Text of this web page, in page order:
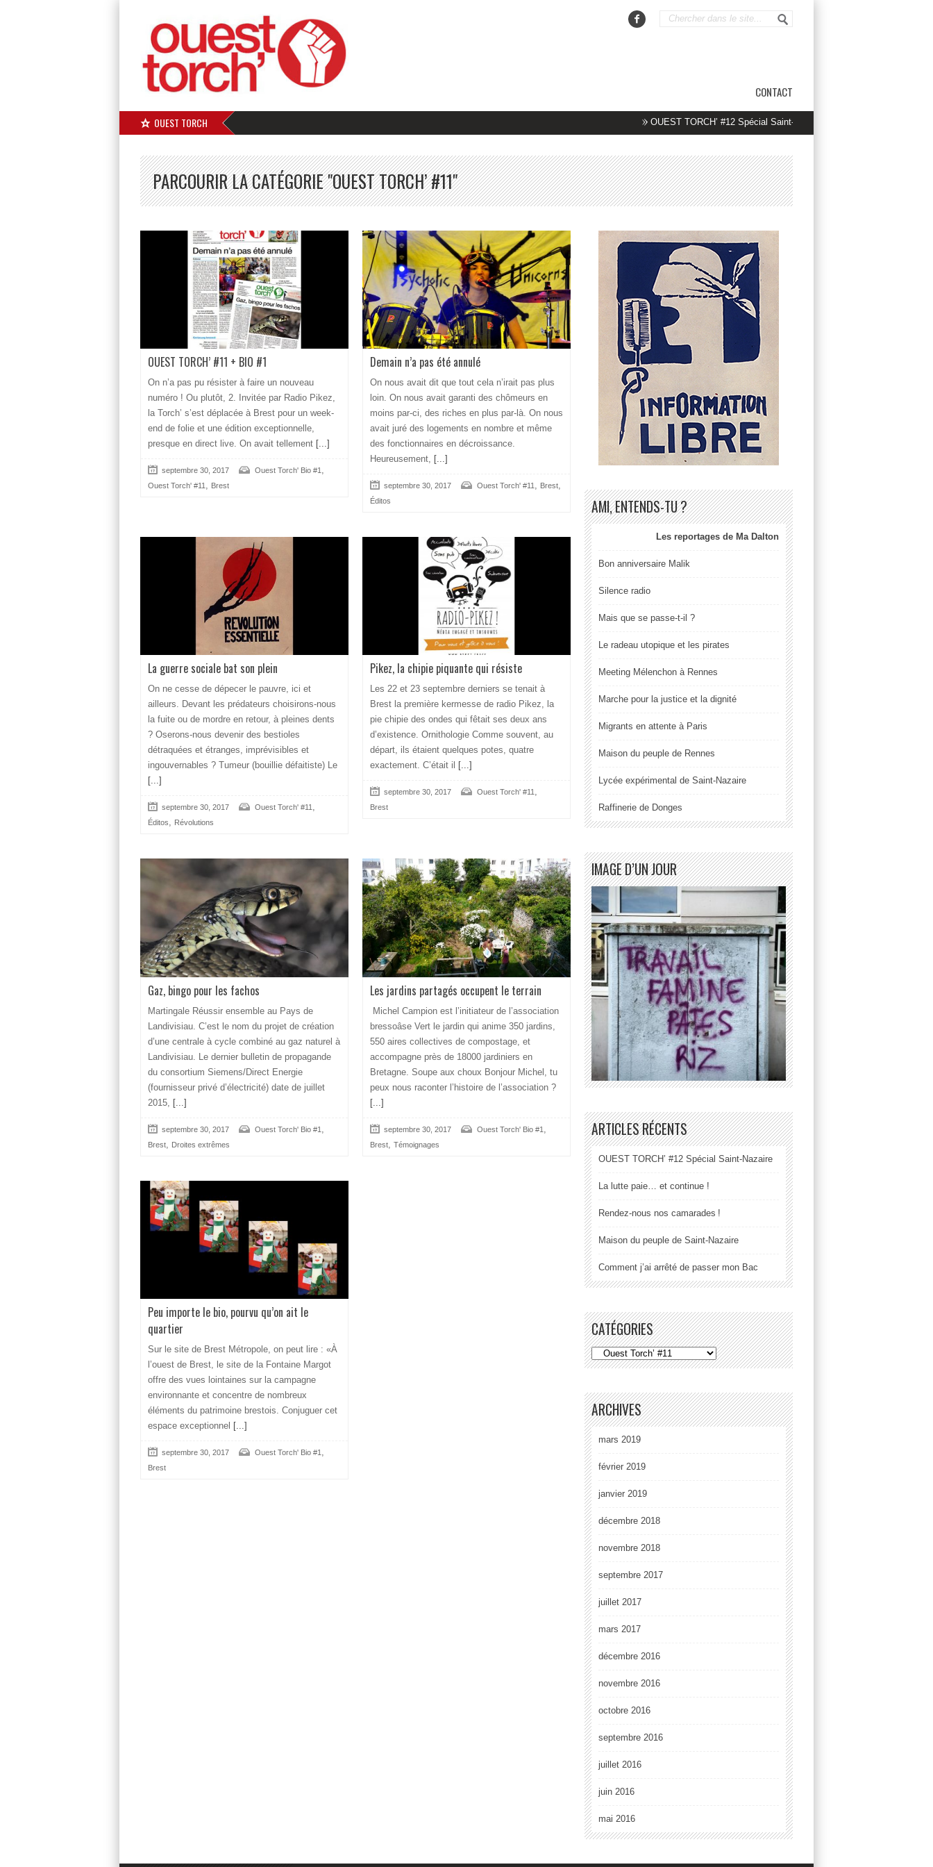
CONTACT
OUEST TORCH OUEST TORCH’ #12 Spécial Saint-Nazaire
PARCOURIR LA CATÉGORIE "OUEST TORCH’ #11"
OUEST TORCH’ #11 + BIO #1
On n’a pas pu résister à faire un nouveau
numéro ! Ou plutôt, 2. Invitée par Radio Pikez,
la Torch’ s’est déplacée à Brest pour un week-
end de folie et une édition exceptionnelle,
presque en direct live. On avait tellement [...]
septembre 30, 2017 Ouest Torch' Bio #1 ,
Ouest Torch' #11 , Brest
Demain n’a pas été annulé
On nous avait dit que tout cela n’irait pas plus
loin. On nous avait garanti des chômeurs en
moins par-ci, des riches en plus par-là. On nous
avait juré des logements en nombre et même
des fonctionnaires en décroissance.
Heureusement, [...]
septembre 30, 2017 Ouest Torch' #11 , Brest,
Éditos
La guerre sociale bat son plein
On ne cesse de dépecer le pauvre, ici et
ailleurs. Devant les prédateurs choisirons-nous
la fuite ou de mordre en retour, à pleines dents
? Oserons-nous devenir des bestioles
détraquées et étranges, imprévisibles et
ingouvernables ? Tumeur (bouillie défaitiste) Le
[...]
septembre 30, 2017 Ouest Torch' #11,
Éditos, Révolutions
Pikez, la chipie piquante qui résiste
Les 22 et 23 septembre derniers se tenait à
Brest la première kermesse de radio Pikez, la
pie chipie des ondes qui fêtait ses deux ans
d’existence. Ornithologie Comme souvent, au
départ, ils étaient quelques potes, quatre
exactement. C’était il
[...]
septembre 30, 2017 Ouest Torch' #11,
Brest
Gaz, bingo pour les fachos
Martingale Réussir ensemble au Pays de
Landivisiau. C’est le nom du projet de création
d’une centrale à cycle combiné au gaz naturel à
Landivisiau. Le dernier bulletin de propagande
du consortium Siemens/Direct Energie
(fournisseur privé d’électricité) date de juillet
2015, [...]
septembre 30, 2017 Ouest Torch' Bio #1
Brest Droites extrêmes
Les jardins partagés occupent le terrain
Michel Campion est l’initiateur de l’association
bressoâse Vert le jardin qui anime 350 jardins,
550 aires collectives de compostage, et
accompagne près de 18000 jardiniers en
Bretagne. Soupe aux choux Bonjour Michel, tu
peux nous raconter l’histoire de l’association ?
[...]
septembre 30, 2017 Ouest Torch' Bio #1
Brest Témoignages
Peu importe le bio, pourvu qu’on ait le
quartier
Sur le site de Brest Métropole, on peut lire : «À
l’ouest de Brest, le site de la Fontaine Margot
offre des vues lointaines sur la campagne
environnante et concentre de nombreux
éléments du patrimoine brestois. Conjuguer cet
espace exceptionnel [...]
septembre 30, 2017 Ouest Torch' Bio #1
Brest
AMI, ENTENDS-TU ?
Les reportages de Ma Dalton
Bon anniversaire Malik
Silence radio
Mais que se passe-t-il ?
Le radeau utopique et les pirates
Meeting Mélenchon à Rennes
Marche pour la justice et la dignité
Migrants en attente à Paris
Maison du peuple de Rennes
Lycée expérimental de Saint-Nazaire
Raffinerie de Donges
IMAGE D’UN JOUR
ARTICLES RÉCENTS
OUEST TORCH’ #12 Spécial Saint-Nazaire
La lutte paie… et continue !
Rendez-nous nos camarades !
Maison du peuple de Saint-Nazaire
Comment j’ai arrêté de passer mon Bac
CATÉGORIES
ARCHIVES
mars 2019
février 2019
janvier 2019
décembre 2018
novembre 2018
septembre 2017
juillet 2017
mars 2017
décembre 2016
novembre 2016
octobre 2016
septembre 2016
juillet 2016
juin 2016
mai 2016